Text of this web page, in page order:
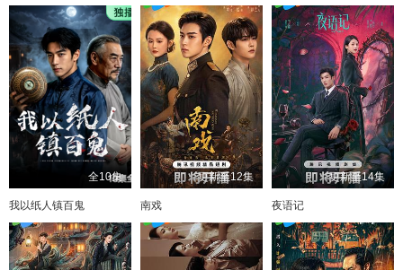
全10集
我以纸人镇百鬼
更新至12集
南戏
更新至14集
夜语记